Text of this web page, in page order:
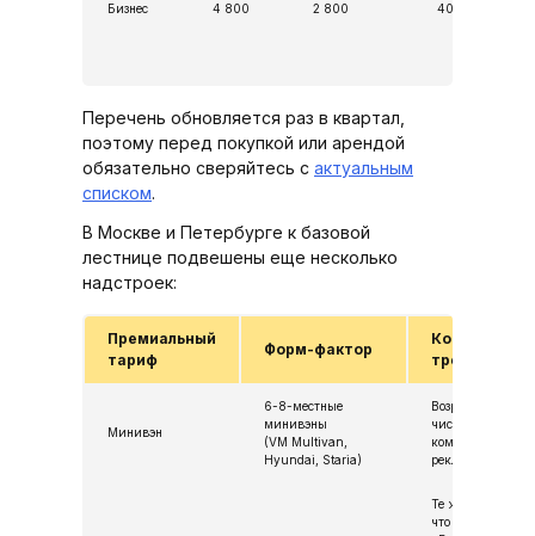
Бизнес 4 800 2 800 400
Перечень обновляется раз в квартал,
поэтому перед покупкой или арендой
обязательно сверяйтесь с актуальным
списком.
В Москве и Петербурге к базовой
лестнице подвешены еще несколько
надстроек:
Премиальный
тариф
Форм-фактор
Коротко о
требованиях
Минивэн
6-8-местные
минивэны
(VM Multivan,
Hyundai, Staria)
Возраст до 7 лет,
чистый салон без
коммерческой
рекламы
Те же габариты,
что у обычного